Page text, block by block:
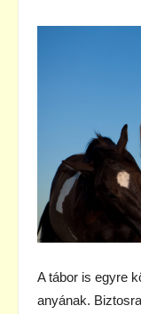
A tábor is egyre
anyának.